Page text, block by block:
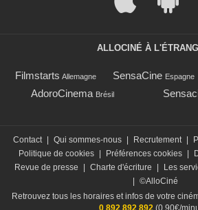
ALLOCINÉ À
Filmstarts Allemagne SensaCine Espagne
AdoroCinema Brésil
Contact Qui sommes-nous Recrutement
Politique de cookies
Préférences cookies
Revue de presse
Charte d'écriture Les
©AlloCiné
Retrouvez tous les horaires et infos de votre